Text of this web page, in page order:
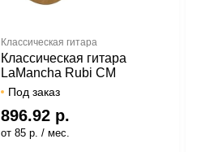
Классическая гитара
Классическая гитара
LaMancha Rubi CM
Под заказ
896.92 р.
от 85 р. / мес.